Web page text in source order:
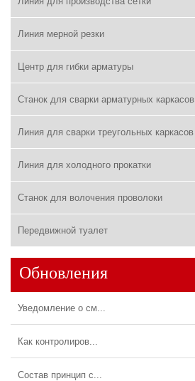
Линия мерной резки
Центр для гибки арматуры
Станок для сварки арматурных каркасов
Линия для сварки треугольных каркасов
Линия для холодного прокатки
Станок для волочения проволоки
Передвижной туалет
Обновления
Уведомление о см...
Как контролиров...
Состав принцип с...